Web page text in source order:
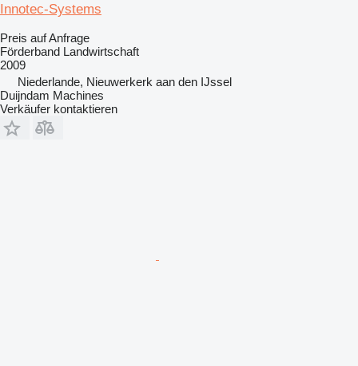
Innotec-Systems
Preis auf Anfrage
Förderband Landwirtschaft
2009
Niederlande, Nieuwerkerk aan den IJssel
Duijndam Machines
Verkäufer kontaktieren